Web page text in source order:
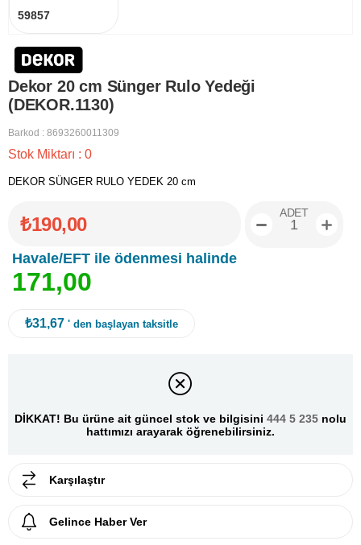
59857
Dekor 20 cm Sünger Rulo Yedeği
(DEKOR.1130)
Barkod : 8693260011309
Stok Miktarı : 0
DEKOR SÜNGER RULO YEDEK 20 cm
₺190,00
Havale/EFT ile ödenmesi halinde
171,00
ADET
₺31,67 ' den başlayan taksitle
DİKKAT! Bu ürüne ait güncel stok ve bilgisini 444 5 235 nolu
hattımızı arayarak öğrenebilirsiniz.
Karşılaştır
Gelince Haber Ver